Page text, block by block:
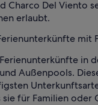
Charco Del Viento
erlaubt.
mit
in
Außenpools.
für Familien